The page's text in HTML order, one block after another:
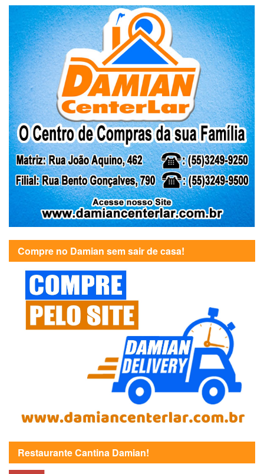
Compre no Damian sem sair de casa!
Restaurante Cantina Damian!